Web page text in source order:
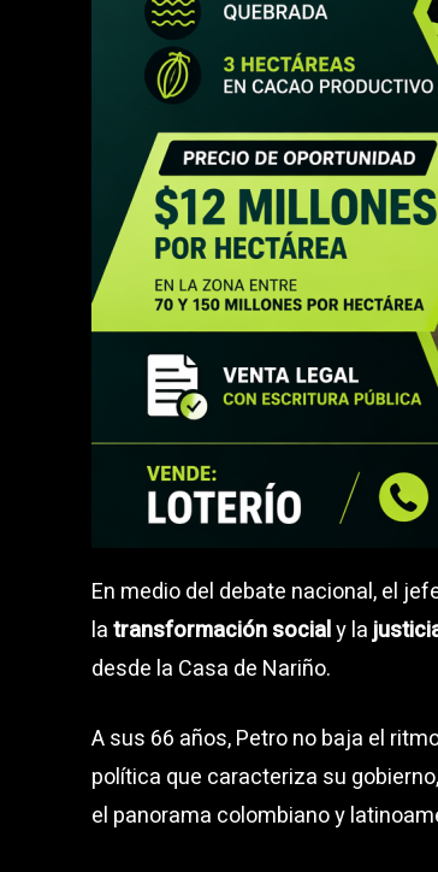
En medio del debate nacional, el
latransformación socialy la
desde la Casa de Nariño.
A sus 66 años, Petro no baja el
política que caracteriza su
el panorama colombiano y